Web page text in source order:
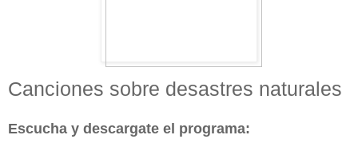
Canciones sobre desastres naturales
Escucha y descargate el programa: